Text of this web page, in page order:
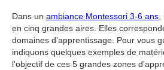
Dans un ambiance Montessori 3-6 ans
en cinq grandes aires. Elles
domaines d’apprentissage. Pour vous
indiquons quelques exemples de
l'objectif de ces 5 grandes zones